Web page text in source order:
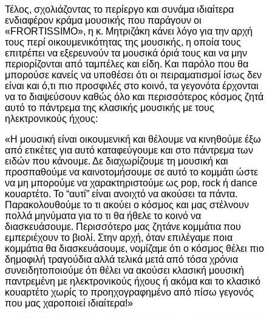
Τέλος, σχολιάζοντας το περίεργο και συνάμα ιδιαίτερα
ενδιαφέρον κράμα μουσικής που παράγουν οι
«FRORTISSIMO», η κ. Μητριζάκη κάνει λόγο για την αρχή
τους περί οικουμενικότητας της μουσικής, η οποία τους
επιτρέπει να εξερευνούν τα μουσικά όριά τους και να μην
περιορίζονται από ταμπέλες και είδη. Και παρόλο που θα
μπορούσε κανείς να υποθέσει ότι οι πειραματισμοί ίσως δεν
είναι και ό,τι πιο προσφιλές στο κοινό, τα γεγονότα έρχονται
να το διαψεύσουν καθώς όλο και περισσότερος κόσμος ζητά
αυτό το πάντρεμα της κλασικής μουσικής με τους
ηλεκτρονικούς ήχους:
«Η μουσική είναι οικουμενική και θέλουμε να κινηθούμε έξω
από ετικέτες για αυτό καταφεύγουμε και στο πάντρεμα των
ειδών που κάνουμε. Δε διαχωρίζουμε τη μουσική και
προσπαθούμε να καινοτομήσουμε σε αυτό το κομμάτι ώστε
να μη μπορούμε να χαρακτηριστούμε ως pop, rock ή dance
κουαρτέτο. Το “αυτί” είναι ανοιχτό να ακούσει τα πάντα.
Παρακολουθούμε το τι ακούει ο κόσμος και μας στέλνουν
πολλά μηνύματα για το τι θα ήθελε το κοινό να
διασκευάσουμε. Περισσότερο μας ζητάνε κομμάτια που
εμπεριέχουν το βιολί. Στην αρχή, όταν επιλέγαμε ποια
κομμάτια θα διασκευάσουμε, νομίζαμε ότι ο κόσμος θέλει πιο
δημοφιλή τραγούδια αλλά τελικά μετά από τόσα χρόνια
συνειδητοποιούμε ότι θέλει να ακούσει κλασική μουσική
παντρεμένη με ηλεκτρονικούς ήχους ή ακόμα και το κλασικό
κουαρτέτο χωρίς το προηχογραφημένο από πίσω γεγονός
που μας χαροποιεί ιδιαίτερα!»